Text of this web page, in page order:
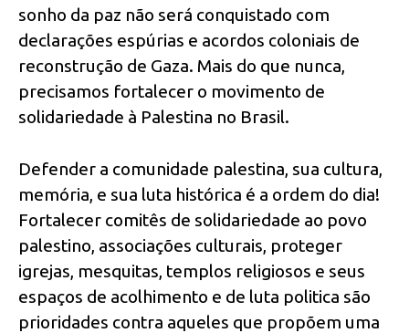
sonho da paz não será conquistado com
declarações espúrias e acordos coloniais de
reconstrução de Gaza. Mais do que nunca,
precisamos fortalecer o movimento de
solidariedade à Palestina no Brasil.
Defender a comunidade palestina, sua cultura,
memória, e sua luta histórica é a ordem do dia!
Fortalecer comitês de solidariedade ao povo
palestino, associações culturais, proteger
igrejas, mesquitas, templos religiosos e seus
espaços de acolhimento e de luta politica são
prioridades contra aqueles que propõem uma